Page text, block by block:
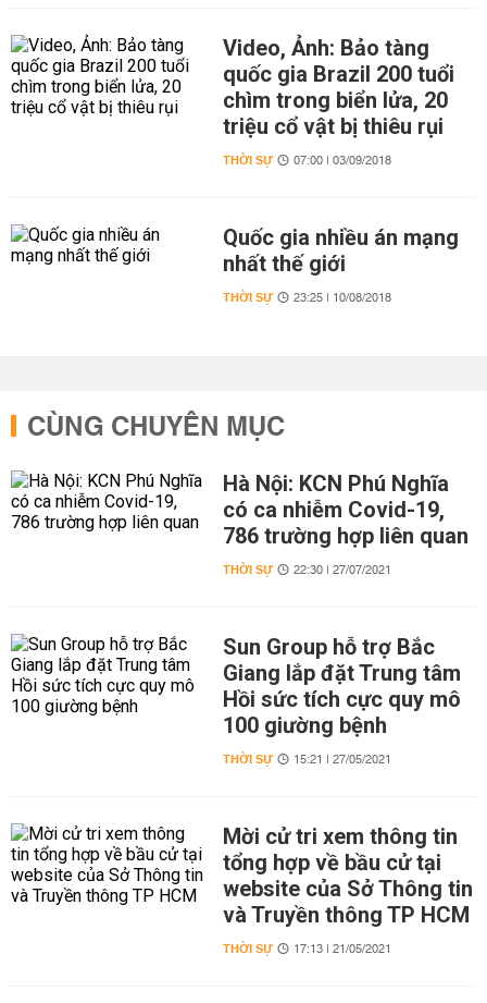
Video, Ảnh: Bảo tàng
quốc gia Brazil 200 tuổi
chìm trong biển lửa, 20
triệu cổ vật bị thiêu rụi
THỜI SỰ 07:00 | 03/09/2018
Quốc gia nhiều án mạng
nhất thế giới
THỜI SỰ 23:25 | 10/08/2018
CÙNG CHUYÊN MỤC
Hà Nội: KCN Phú Nghĩa
có ca nhiễm Covid-19,
786 trường hợp liên quan
THỜI SỰ 22:30 | 27/07/2021
Sun Group hỗ trợ Bắc
Giang lắp đặt Trung tâm
Hồi sức tích cực quy mô
100 giường bệnh
THỜI SỰ 15:21 | 27/05/2021
Mời cử tri xem thông tin
tổng hợp về bầu cử tại
website của Sở Thông tin
và Truyền thông TP HCM
THỜI SỰ 17:13 | 21/05/2021